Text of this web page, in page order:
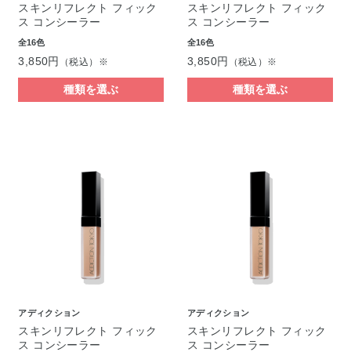
スキンリフレクト フィック
ス コンシーラー
全16色
3,850円 （税込）※
種類を選ぶ
スキンリフレクト フィック
ス コンシーラー
全16色
3,850円 （税込）※
種類を選ぶ
アディクション
スキンリフレクト フィック
ス コンシーラー
アディクション
スキンリフレクト フィック
ス コンシーラー